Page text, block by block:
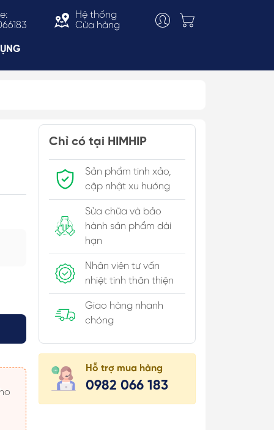
Hệ thống
Cửa hàng
Vòng Cổ Thời Trang
Kiềng Cổ
Chỉ có tại HIMHIP
Sản phẩm tinh xảo,
cập nhật xu hướng
Sửa chữa và bảo
hành sản phẩm dài
hạn
Nhân viên tư vấn
nhiệt tình thân thiện
Giao hàng nhanh
chóng
Hỗ trợ mua hàng
0982 066 183